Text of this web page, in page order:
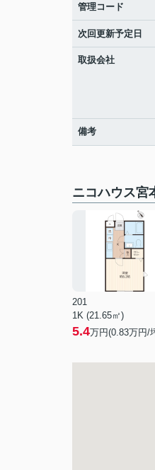
管理コード
次回更新予定日
取扱会社
備考
ニコハウス宮
201
1K (21.65㎡)
5.4万円(0.83万円/